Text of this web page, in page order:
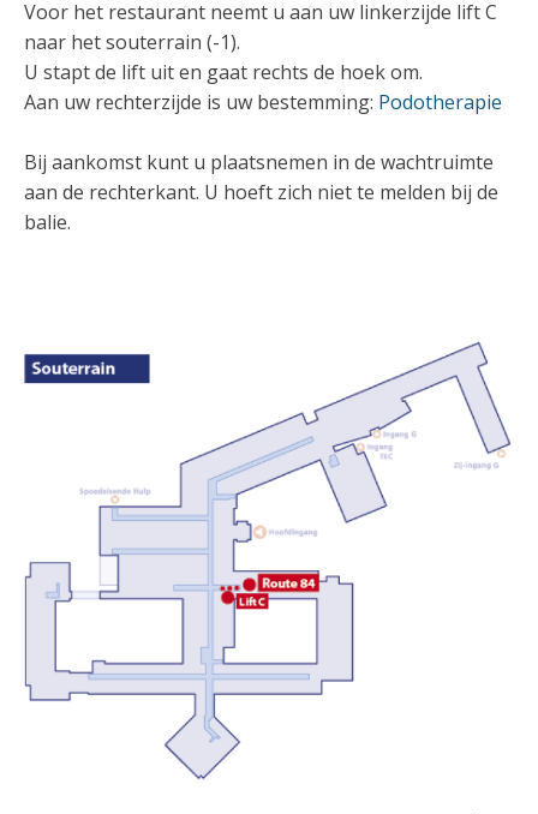
Voor het restaurant neemt u aan uw linkerzijde lift C
naar het souterrain (-1).
U stapt de lift uit en gaat rechts de hoek om.
Aan uw rechterzijde is uw bestemming: Podotherapie
Bij aankomst kunt u plaatsnemen in de wachtruimte
aan de rechterkant. U hoeft zich niet te melden bij de
balie.